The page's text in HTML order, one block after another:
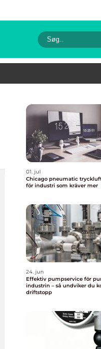
01. jul
Chicago pneumatic tryckluftsverktyg
för industri som kräver mer
24. jun
Effektiv pumpservice för
industrin – så undviker du
driftstopp